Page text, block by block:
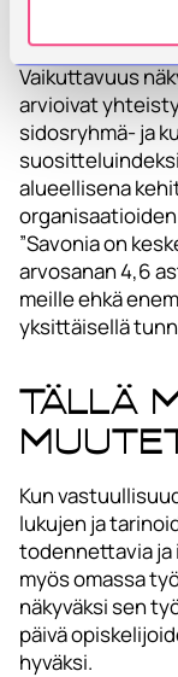
Vaikuttavuus
arvioivat
sidosryhmä- ja
alueellisena
”Savonia on
arvosanan 4,6
meille ehkä
yksittäisellä
Tällä
Kun
lukujen ja
todennettavia ja
myös omassa
näkyväksi sen
päivä
hyväksi.